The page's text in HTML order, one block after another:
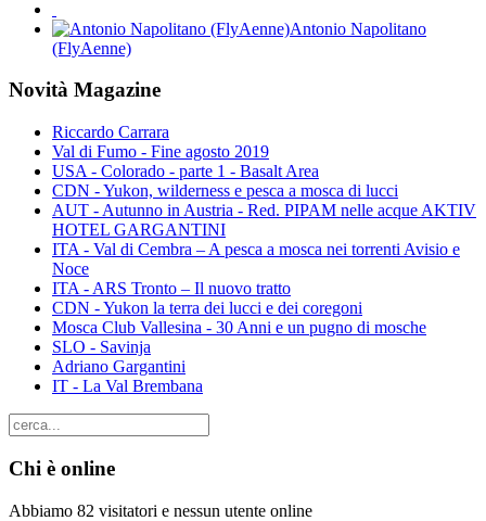
Antonio Napolitano
(FlyAenne)
Novità Magazine
Riccardo Carrara
Val di Fumo - Fine agosto 2019
USA - Colorado - parte 1 - Basalt Area
CDN - Yukon, wilderness e pesca a mosca di lucci
AUT - Autunno in Austria - Red. PIPAM nelle acque AKTIV
HOTEL GARGANTINI
ITA - Val di Cembra – A pesca a mosca nei torrenti Avisio e
Noce
ITA - ARS Tronto – Il nuovo tratto
CDN - Yukon la terra dei lucci e dei coregoni
Mosca Club Vallesina - 30 Anni e un pugno di mosche
SLO - Savinja
Adriano Gargantini
IT - La Val Brembana
Chi è online
Abbiamo 82 visitatori e nessun utente online